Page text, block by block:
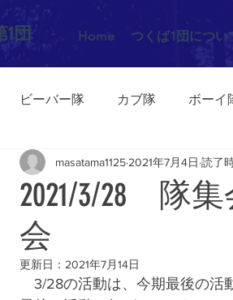
団 Home つくば1団につい
ビーバー隊 カブ隊 ボーイ
2021/3/28 隊
会
masatama1125 2021年7月4日 読了
更新日： 2021年7月14日
3/28の活動は、今期最後の活